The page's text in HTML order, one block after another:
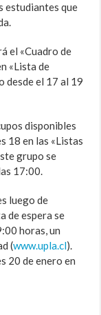
estudiantes que
el «Cuadro de
«Lista de
desde el 17 al 19
disponibles
18 en las «Listas
grupo se
17:00.
luego de
de espera se
horas, un
(www.upla.cl).
20 de enero en